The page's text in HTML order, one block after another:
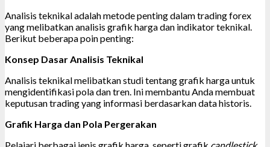
Analisis teknikal adalah metode penting dalam trading forex
yang melibatkan analisis grafik harga dan indikator teknikal.
Berikut beberapa poin penting:
Konsep Dasar Analisis Teknikal
Analisis teknikal melibatkan studi tentang grafik harga untuk
mengidentifikasi pola dan tren. Ini membantu Anda membuat
keputusan trading yang informasi berdasarkan data historis.
Grafik Harga dan Pola Pergerakan